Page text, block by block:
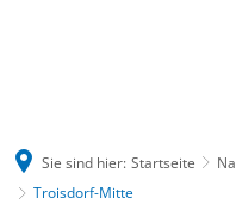
Sie sind hier: Startseite
Troisdorf-Mitte